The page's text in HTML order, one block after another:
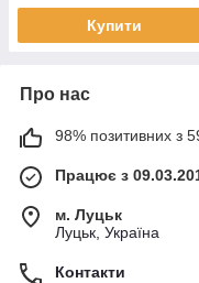
Купити
Про нас
98% позитивних з 59
Працює з
м. Луцьк
Луцьк, Україна
Контакти